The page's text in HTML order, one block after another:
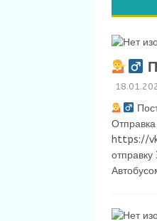
https://
отправку